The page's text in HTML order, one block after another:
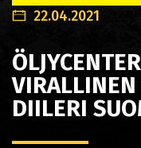
22.04.2021
DIILERI